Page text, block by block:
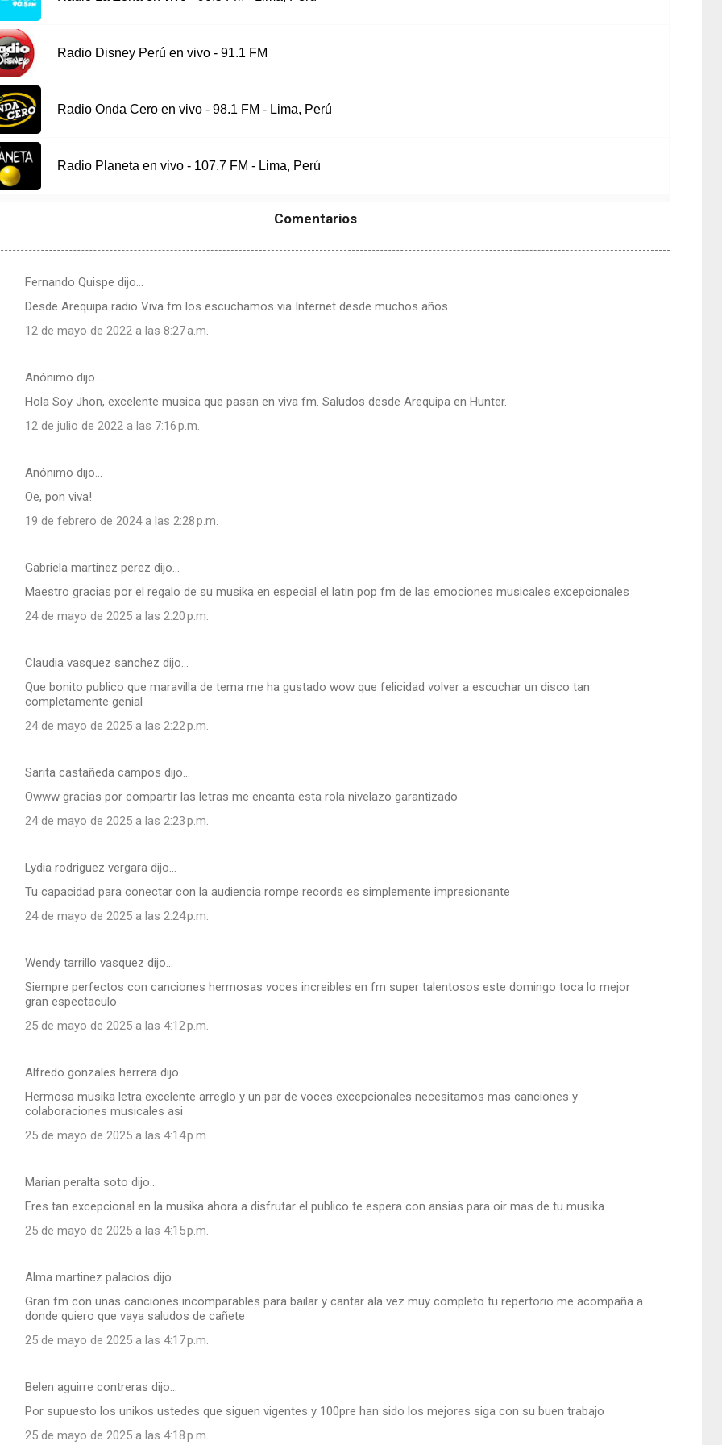
Radio Disney Perú en vivo - 91.1 FM
Radio Onda Cero en vivo - 98.1 FM - Lima, Perú
Radio Planeta en vivo - 107.7 FM - Lima, Perú
Comentarios
Fernando Quispe dijo…
Desde Arequipa radio Viva fm los escuchamos via Internet desde muchos años.
12 de mayo de 2022 a las 8:27 a.m.
Anónimo dijo…
Hola Soy Jhon, excelente musica que pasan en viva fm. Saludos desde Arequipa en Hunter.
12 de julio de 2022 a las 7:16 p.m.
Anónimo dijo…
Oe, pon viva!
19 de febrero de 2024 a las 2:28 p.m.
Gabriela martinez perez dijo…
Maestro gracias por el regalo de su musika en especial el latin pop fm de las emociones musicales excepcionales
24 de mayo de 2025 a las 2:20 p.m.
Claudia vasquez sanchez dijo…
Que bonito publico que maravilla de tema me ha gustado wow que felicidad volver a escuchar un disco tan
completamente genial
24 de mayo de 2025 a las 2:22 p.m.
Sarita castañeda campos dijo…
Owww gracias por compartir las letras me encanta esta rola nivelazo garantizado
24 de mayo de 2025 a las 2:23 p.m.
Lydia rodriguez vergara dijo…
Tu capacidad para conectar con la audiencia rompe records es simplemente impresionante
24 de mayo de 2025 a las 2:24 p.m.
Wendy tarrillo vasquez dijo…
Siempre perfectos con canciones hermosas voces increibles en fm super talentosos este domingo toca lo mejor
gran espectaculo
25 de mayo de 2025 a las 4:12 p.m.
Alfredo gonzales herrera dijo…
Hermosa musika letra excelente arreglo y un par de voces excepcionales necesitamos mas canciones y
colaboraciones musicales asi
25 de mayo de 2025 a las 4:14 p.m.
Marian peralta soto dijo…
Eres tan excepcional en la musika ahora a disfrutar el publico te espera con ansias para oir mas de tu musika
25 de mayo de 2025 a las 4:15 p.m.
Alma martinez palacios dijo…
Gran fm con unas canciones incomparables para bailar y cantar ala vez muy completo tu repertorio me acompaña a
donde quiero que vaya saludos de cañete
25 de mayo de 2025 a las 4:17 p.m.
Belen aguirre contreras dijo…
Por supuesto los unikos ustedes que siguen vigentes y 100pre han sido los mejores siga con su buen trabajo
25 de mayo de 2025 a las 4:18 p.m.